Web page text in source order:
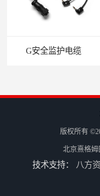
手持刺激电缆
版权所有
北京熹格姆
技术支持： 八方